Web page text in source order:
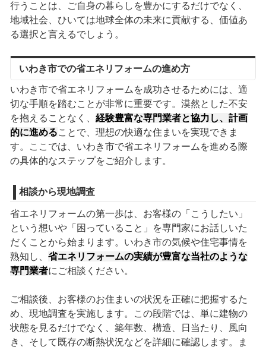
行うことは、ご自身の暮らしを豊かにするだけでなく、
地域社会、ひいては地球全体の未来に貢献する、価値あ
る選択と言えるでしょう。
いわき市での省エネリフォームの進め方
いわき市で省エネリフォームを成功させるためには、適
切な手順を踏むことが非常に重要です。漠然とした不安
を抱えることなく、 経験豊富な専門業者と協力し、計画
的に進めることで、理想の快適な住まいを実現できま
す。ここでは、いわき市で省エネリフォームを進める際
の具体的なステップをご紹介します。
相談から現地調査
省エネリフォームの第一歩は、お客様の「こうしたい」
という想いや「困っていること」を専門家にお話しいた
だくことから始まります。いわき市の気候や住宅事情を
熟知し、 省エネリフォームの実績が豊富な当社のような
専門業者にご相談ください。
ご相談後、お客様のお住まいの状況を正確に把握するた
め、現地調査を実施します。この段階では、単に建物の
状態を見るだけでなく、築年数、構造、日当たり、風向
き、そして既存の断熱状況などを詳細に確認します。ま